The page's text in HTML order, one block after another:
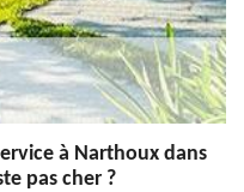
à Narthoux dans
pas cher ?